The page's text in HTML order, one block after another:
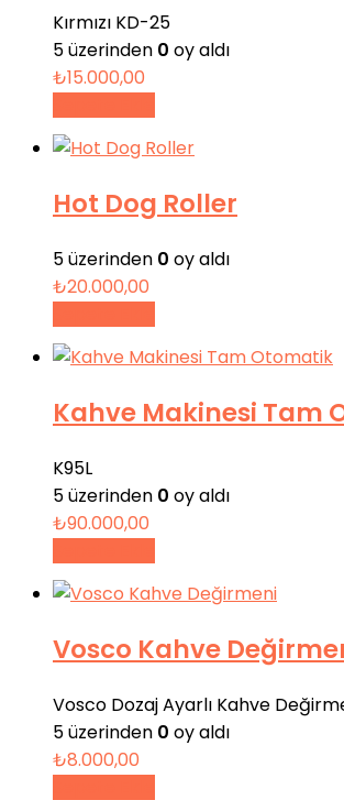
Kırmızı KD-25
5 üzerinden 0 oy aldı
₺15.000,00
Hot Dog Roller
5 üzerinden 0 oy aldı
₺20.000,00
Kahve Makinesi Tam
K95L
5 üzerinden 0 oy aldı
₺90.000,00
Vosco Kahve
Vosco Dozaj Ayarlı Kahve
5 üzerinden 0 oy aldı
₺8.000,00